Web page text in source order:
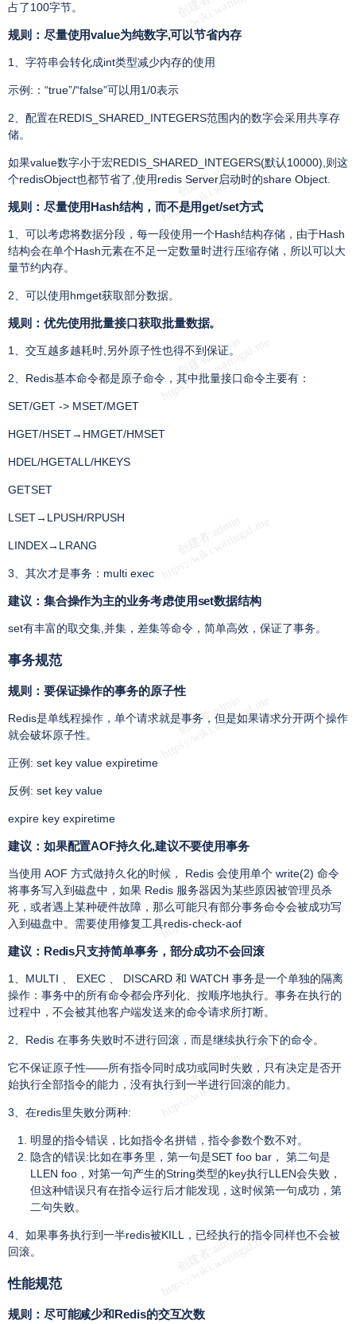
占了100字节。
规则：尽量使用value为纯数字,可以节省内存
1、字符串会转化成int类型减少内存的使用
示例:：“true”/“false”可以用1/0表示
2、配置在REDIS_SHARED_INTEGERS范围内的数字会采用共享存
储。
如果value数字小于宏REDIS_SHARED_INTEGERS(默认10000),则这
个redisObject也都节省了,使用redis Server启动时的share Object.
规则：尽量使用Hash结构，而不是用get/set方式
1、可以考虑将数据分段，每一段使用一个Hash结构存储，由于Hash
结构会在单个Hash元素在不足一定数量时进行压缩存储，所以可以大
量节约内存。
2、可以使用hmget获取部分数据。
规则：优先使用批量接口获取批量数据。
1、交互越多越耗时,另外原子性也得不到保证。
2、Redis基本命令都是原子命令，其中批量接口命令主要有：
SET/GET -> MSET/MGET
HGET/HSET→HMGET/HMSET
HDEL/HGETALL/HKEYS
GETSET
LSET→LPUSH/RPUSH
LINDEX→LRANG
3、其次才是事务：multi exec
建议：集合操作为主的业务考虑使用set数据结构
set有丰富的取交集,并集，差集等命令，简单高效，保证了事务。
事务规范
规则：要保证操作的事务的原子性
Redis是单线程操作，单个请求就是事务，但是如果请求分开两个操作
就会破坏原子性。
正例: set key value expiretime
反例: set key value
expire key expiretime
建议：如果配置AOF持久化,建议不要使用事务
当使用 AOF 方式做持久化的时候， Redis 会使用单个 write(2) 命令
将事务写入到磁盘中，如果 Redis 服务器因为某些原因被管理员杀
死，或者遇上某种硬件故障，那么可能只有部分事务命令会被成功写
入到磁盘中。需要使用修复工具redis-check-aof
建议：Redis只支持简单事务，部分成功不会回滚
1、MULTI 、 EXEC 、 DISCARD 和 WATCH 事务是一个单独的隔离
操作：事务中的所有命令都会序列化、按顺序地执行。事务在执行的
过程中，不会被其他客户端发送来的命令请求所打断。
2、Redis 在事务失败时不进行回滚，而是继续执行余下的命令。
它不保证原子性——所有指令同时成功或同时失败，只有决定是否开
始执行全部指令的能力，没有执行到一半进行回滚的能力。
3、在redis里失败分两种:
明显的指令错误，比如指令名拼错，指令参数个数不对。
隐含的错误:比如在事务里，第一句是SET foo bar， 第二句是
LLEN foo，对第一句产生的String类型的key执行LLEN会失败，
但这种错误只有在指令运行后才能发现，这时候第一句成功，第
二句失败。
4、如果事务执行到一半redis被KILL，已经执行的指令同样也不会被
回滚。
性能规范
规则：尽可能减少和Redis的交互次数